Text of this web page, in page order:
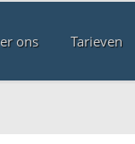
ons Tarieven